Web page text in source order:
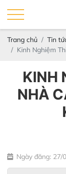
Trang chủ
Tin
Kinh Nghiệm
KINH
NHÀ
Ngày đăng: 27/